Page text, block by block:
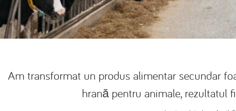
Am transformat un produs alimentar secundar
hrană pentru animale, rezultatul